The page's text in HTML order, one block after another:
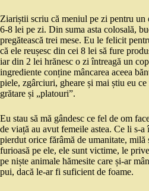
Ziariștii scriu că meniul pe zi pentru un
6-8 lei pe zi. Din suma asta colosală,
pregătească trei mese. Eu le felicit
că ele reușesc din cei 8 lei să fure
iar din 2 lei hrănesc o zi întreagă un
ingrediente conține mâncarea aceea
piele, zgârciuri, gheare și mai știu eu
grătare și „platouri”.
Eu stau să mă gândesc ce fel de om
de viață au avut femeile astea. Ce li s-a
pierdut orice fărâmă de umanitate, milă
furioasă pe ele, ele sunt victime, le
pe niște animale hămesite care și-ar
pui, dacă le-ar fi suficient de foame.